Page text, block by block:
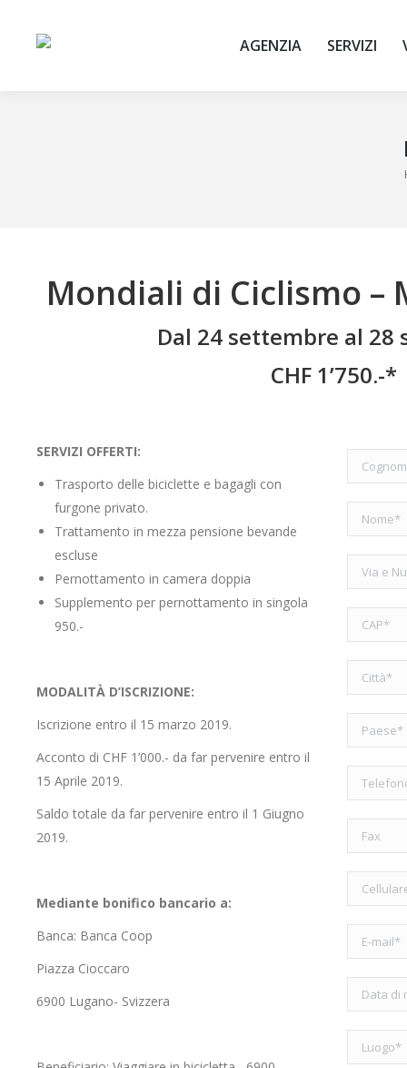
AGENZIA SERVIZI
Mondiali di Ciclismo –
Dal 24 settembre al 28
CHF 1’750.-*
SERVIZI OFFERTI:
Trasporto delle biciclette e bagagli con
furgone privato.
Trattamento in mezza pensione bevande
escluse
Pernottamento in camera doppia
Supplemento per pernottamento in singola
950.-
MODALITÀ D’ISCRIZIONE:
Iscrizione entro il 15 marzo 2019.
Acconto di CHF 1’000.- da far pervenire entro il
15 Aprile 2019.
Saldo totale da far pervenire entro il 1 Giugno
2019.
Mediante bonifico bancario a:
Banca: Banca Coop
Piazza Cioccaro
6900 Lugano- Svizzera